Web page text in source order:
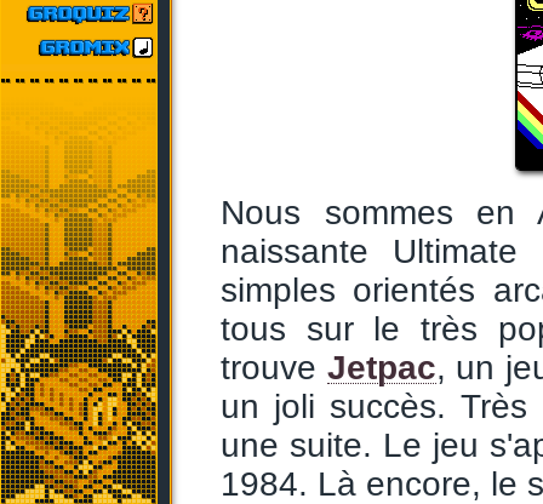
Nous sommes en
naissante
simples orientés
tous sur le très
trouve Jetpac, un
un joli succès. Très
une suite. Le jeu
1984. Là encore, le